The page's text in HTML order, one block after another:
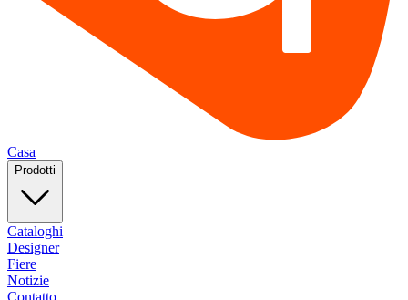
Casa
Prodotti
Cataloghi
Designer
Fiere
Notizie
Contatto